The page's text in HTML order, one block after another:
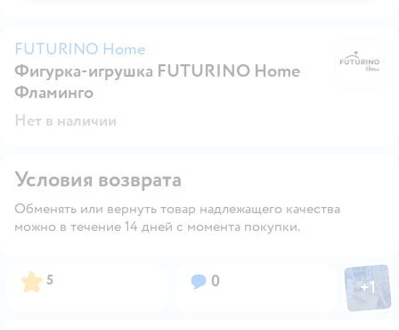
FUTURINO Home
Фигурка-игрушка FUTURINO Home
Фламинго
Нет в наличии
Условия возврата
Обменять или вернуть товар надлежащего качества
можно в течение 14 дней с момента покупки.
Рейтинг:
5 Вопросов:
0 Фото
+1